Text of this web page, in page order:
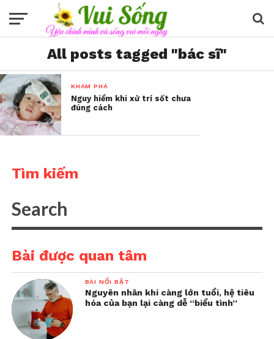
All posts tagged "bác sĩ"
KHÁM PHÁ
Nguy hiểm khi xử trí sốt chưa
đúng cách
Tìm kiếm
Bài được quan tâm
BÀI NỔI BẬT
Nguyên nhân khi càng lớn tuổi, hệ tiêu
hóa của bạn lại càng dễ “biểu tình”